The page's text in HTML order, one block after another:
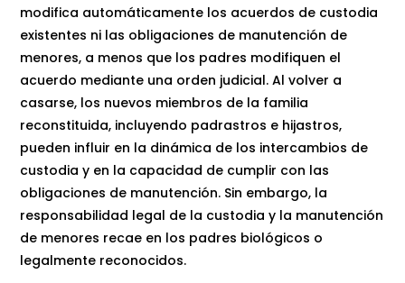
modifica automáticamente los acuerdos de custodia
existentes ni las obligaciones de manutención de
menores, a menos que los padres modifiquen el
acuerdo mediante una orden judicial. Al volver a
casarse, los nuevos miembros de la familia
reconstituida, incluyendo padrastros e hijastros,
pueden influir en la dinámica de los intercambios de
custodia y en la capacidad de cumplir con las
obligaciones de manutención. Sin embargo, la
responsabilidad legal de la custodia y la manutención
de menores recae en los padres biológicos o
legalmente reconocidos.